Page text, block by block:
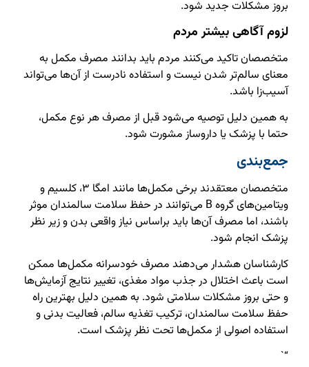
بروز مشکلات جدید شود.
لزوم آگاهی بیشتر مردم
متخصصان تاکید می‌کنند مردم باید بدانند مصرف مکمل به
معنای سالم‌تر شدن نیست و استفاده نادرست از آن‌ها می‌تواند
آسیب‌زا باشد.
به همین دلیل توصیه می‌شود قبل از مصرف هر نوع مکمل،
حتما با پزشک یا داروساز مشورت شود.
جمع‌بندی
متخصصان معتقدند برخی مکمل‌ها مانند امگا ۳، کلسیم و
ویتامین‌های گروه B می‌توانند در حفظ سلامت سالمندان موثر
باشند، اما مصرف آن‌ها باید براساس نیاز واقعی بدن و زیر نظر
پزشک انجام شود.
کارشناسان هشدار می‌دهند مصرف خودسرانه مکمل‌ها ممکن
است باعث اختلال در جذب مواد مغذی، تغییر نتایج آزمایش‌ها
و حتی بروز مشکلات سلامتی شود. به همین دلیل بهترین راه
حفظ سلامت سالمندان، ترکیب تغذیه سالم، فعالیت بدنی و
استفاده اصولی از مکمل‌ها تحت نظر پزشک است.
“`